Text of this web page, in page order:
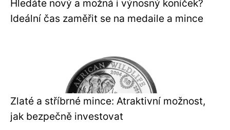
Hledáte nový a možná i výnosný koníček?
Ideální čas zaměřit se na medaile a mince
Zlaté a stříbrné mince: Atraktivní možnost,
jak bezpečně investovat